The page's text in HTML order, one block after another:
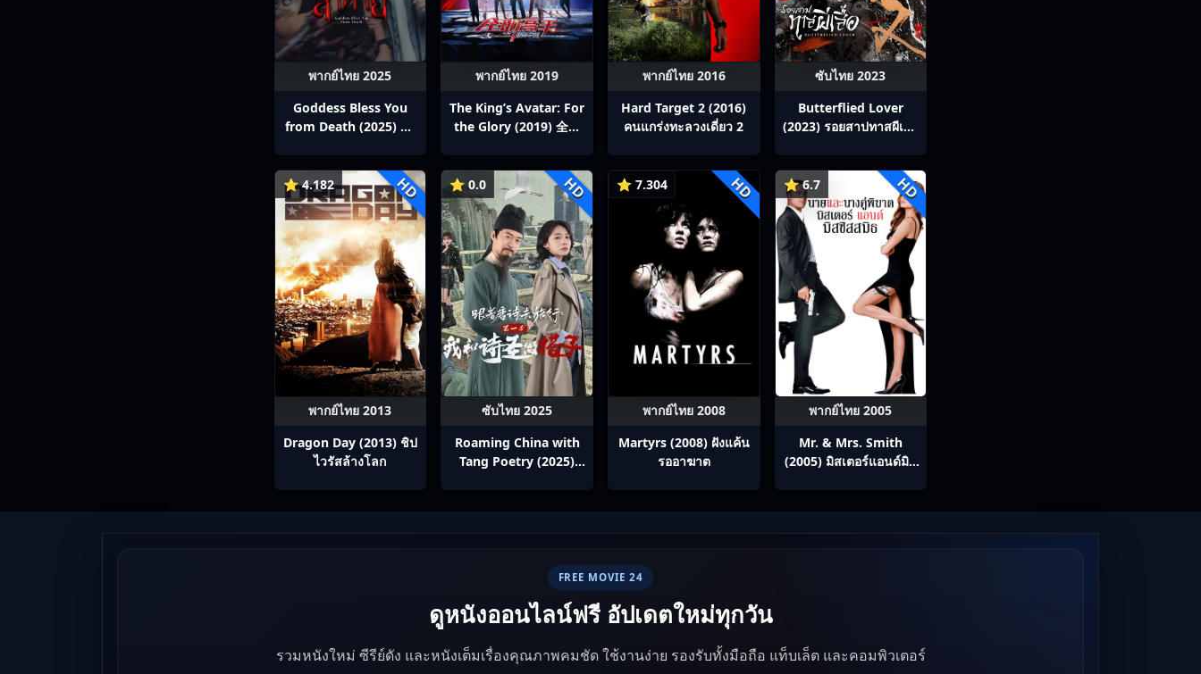
พากย์ไทย 2025
Goddess Bless You
from Death (2025) สิง
พากย์ไทย 2019
The King’s Avatar: For
the Glory (2019) 全职
พากย์ไทย 2016
Hard Target 2 (2016)
คนแกร่งทะลวงเดี่ยว 2
ซับไทย 2023
Butterflied Lover
(2023) รอยสาปทาสผีเสื้อ
⭐ 4.182 HD
พากย์ไทย 2013
Dragon Day (2013) ชิป
ไวรัสล้างโลก
⭐ 0.0 HD
ซับไทย 2025
Roaming China with
Tang Poetry (2025)
⭐ 7.304 HD
พากย์ไทย 2008
Martyrs (2008) ฝังแค้น
รออาฆาต
⭐ 6.7 HD
พากย์ไทย 2005
Mr. & Mrs. Smith
(2005) มิสเตอร์แอนด์มิส
FREE MOVIE 24
ดูหนังออนไลน์ฟรี อัปเดตใหม่ทุกวัน
รวมหนังใหม่ ซีรีย์ดัง และหนังเต็มเรื่องคุณภาพคมชัด ใช้งานง่าย รองรับทั้งมือถือ แท็บเล็ต และคอมพิวเตอร์